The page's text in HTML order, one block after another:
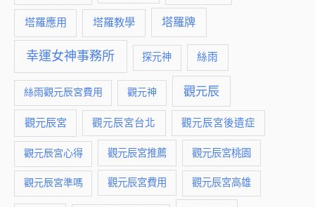
塔羅應用 塔羅教學 塔羅牌
幸運女神事務所 探元神 絲雨
絲雨觀元辰宮費用 觀元神 觀元辰
觀元辰宮 觀元辰宮台北 觀元辰宮後遺症
觀元辰宮心得 觀元辰宮推薦 觀元辰宮桃園
觀元辰宮準嗎 觀元辰宮費用 觀元辰宮高雄